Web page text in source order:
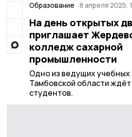
Образование 8 апреля 2025,
На день открытых
приглашает
колледж сахарной
промышленности
Одно из ведущих учебных
Тамбовской области
студентов.